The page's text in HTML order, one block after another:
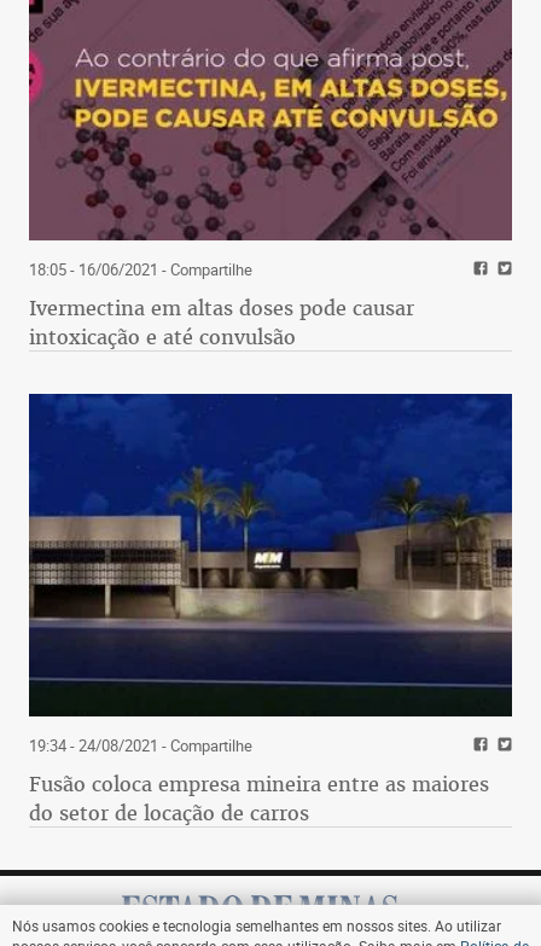
18:05 - 16/06/2021 - Compartilhe
Ivermectina em altas doses pode causar
intoxicação e até convulsão
19:34 - 24/08/2021 - Compartilhe
Fusão coloca empresa mineira entre as maiores
do setor de locação de carros
Nós usamos cookies e tecnologia semelhantes em nossos sites. Ao utilizar